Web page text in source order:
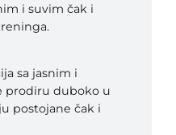
i suvim čak i
sa jasnim i
prodiru duboko u
postojane čak i